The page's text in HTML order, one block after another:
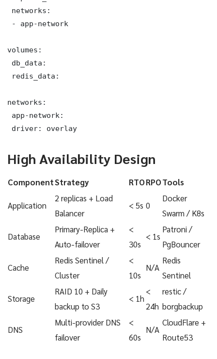
networks:
- app-network
volumes:
db_data:
redis_data:
networks:
app-network:
driver: overlay
High Availability Design
ComponentStrategy RTORPOTools
Application
2 replicas + Load
Balancer
< 5s 0
Docker
Swarm / K8s
Database
Primary-Replica +
Auto-failover
<
30s
< 1s
Patroni /
PgBouncer
Cache
Redis Sentinel /
Cluster
<
10s
N/A
Redis
Sentinel
Storage
RAID 10 + Daily
backup to S3
< 1h
<
24h
restic /
borgbackup
DNS
Multi-provider DNS
failover
<
60s
N/A
CloudFlare +
Route53